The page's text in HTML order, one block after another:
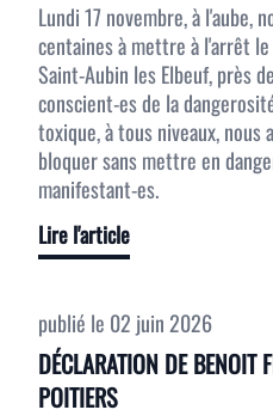
Lundi 17 novembre, à l'aube,
centaines à mettre à l'arrêt
Saint-Aubin les Elbeuf, près
conscient-es de la
toxique, à tous niveaux, nous
bloquer sans mettre en
manifestant-es.
Lire l'article
publié le 02 juin 2026
DÉCLARATION DE BENOIT
POITIERS